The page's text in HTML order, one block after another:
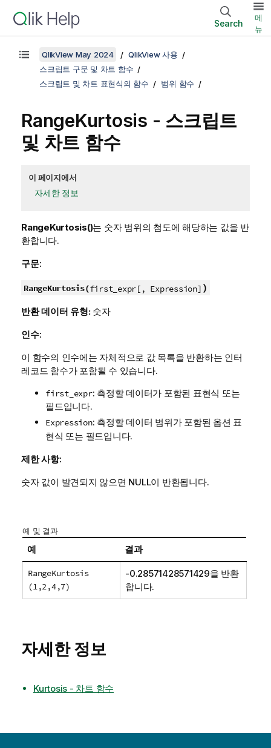
Search
메
뉴
QlikView May 2024
QlikView 사용
스크립트 구문 및 차트 함수
스크립트 및 차트 표현식의 함수
범위 함수
RangeKurtosis - 스크립트
및 차트 함수
이 페이지에서
자세한 정보
RangeKurtosis()는 숫자 범위의 첨도에 해당하는 값을 반
환합니다.
구문:
RangeKurtosis(first_expr[, Expression] )
반환 데이터 유형: 숫자
인수:
이 함수의 인수에는 자체적으로 값 목록을 반환하는 인터
레코드 함수가 포함될 수 있습니다.
first_expr: 측정할 데이터가 포함된 표현식 또는
필드입니다.
Expression: 측정할 데이터 범위가 포함된 옵션 표
현식 또는 필드입니다.
제한 사항:
숫자 값이 발견되지 않으면 NULL이 반환됩니다.
예 및 결과
예 결과
RangeKurtosis
(1,2,4,7)
-0.28571428571429을 반환
합니다.
자세한 정보
Kurtosis - 차트 함수